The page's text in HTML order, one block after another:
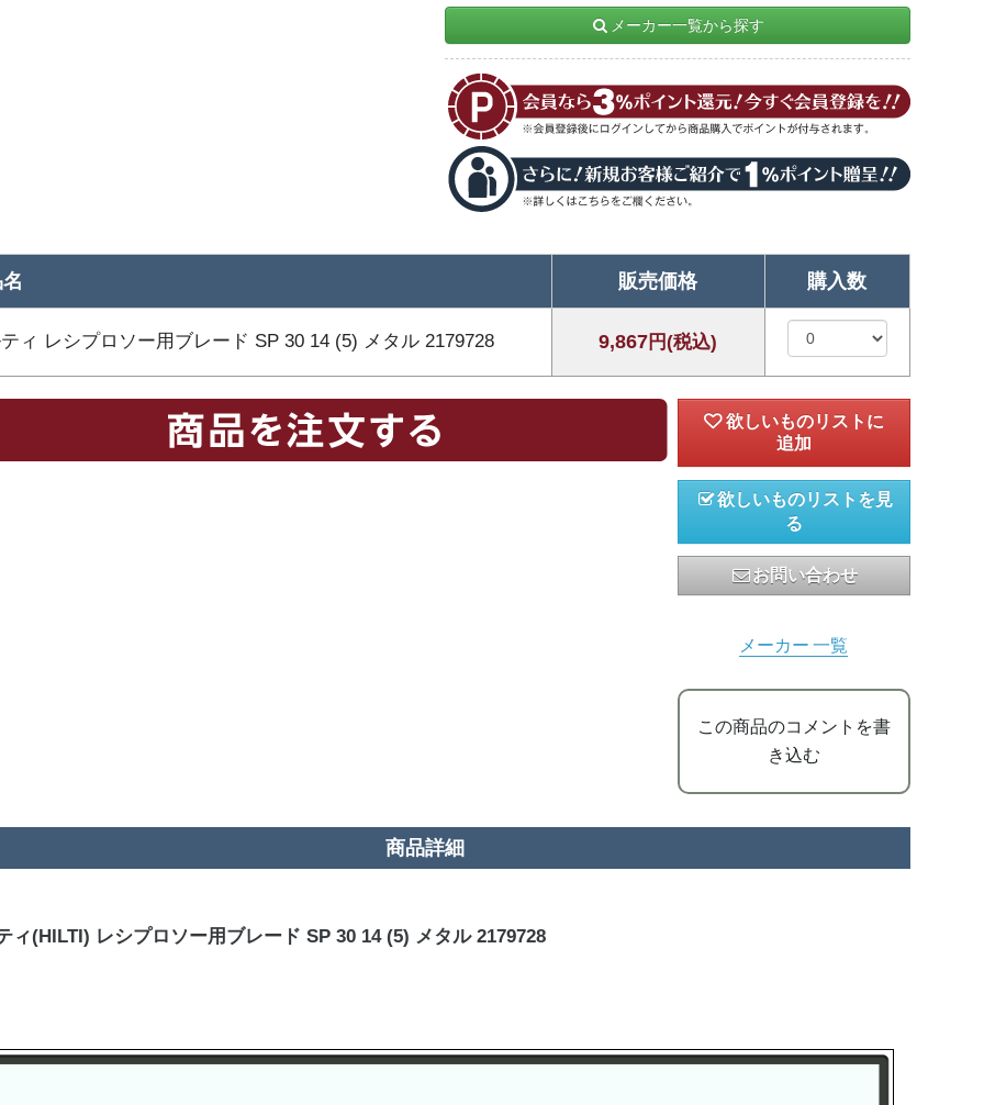
メーカー一覧から探す
販売価格 購入数
ィ レシプロソー用ブレード SP 30 14 (5) メタル 2179728 9,867円(税込)
欲しいものリストを見
る
お問い合わせ
メーカー 一覧
この商品のコメントを書
き込む
商品詳細
ィ(HILTI) レシプロソー用ブレード SP 30 14 (5) メタル 2179728